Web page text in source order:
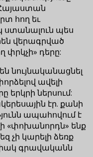
հող եւ
պես
վերագրված
դերը:
նույնականացնել
ավելի
ներսում:
էր. քանի
ապահովում է
«փոխանորդն» ենք
չի կարելի ձեռք
գրավականն